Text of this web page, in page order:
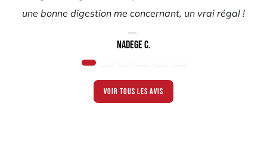
une bonne digestion me concernant, un vrai régal !
NADEGE C.
Voir tous les avis